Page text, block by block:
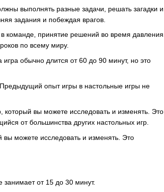
выполнять разные задачи, решать загадки и
задания и побеждая врагов.
команде, принятие решений во время давления.
по всему миру.
обычно длится от 60 до 90 минут, но это
Предыдущий опыт игры в настольные игры не
который вы можете исследовать и изменять. Это
от большинства других настольных игр.
вы можете исследовать и изменять. Это
занимает от 15 до 30 минут.